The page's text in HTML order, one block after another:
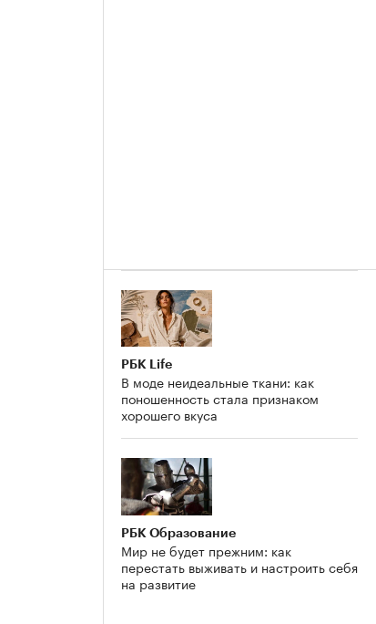
РБК Life
В моде неидеальные ткани: как
поношенность стала признаком
хорошего вкуса
РБК Образование
Мир не будет прежним: как
перестать выживать и настроить себя
на развитие